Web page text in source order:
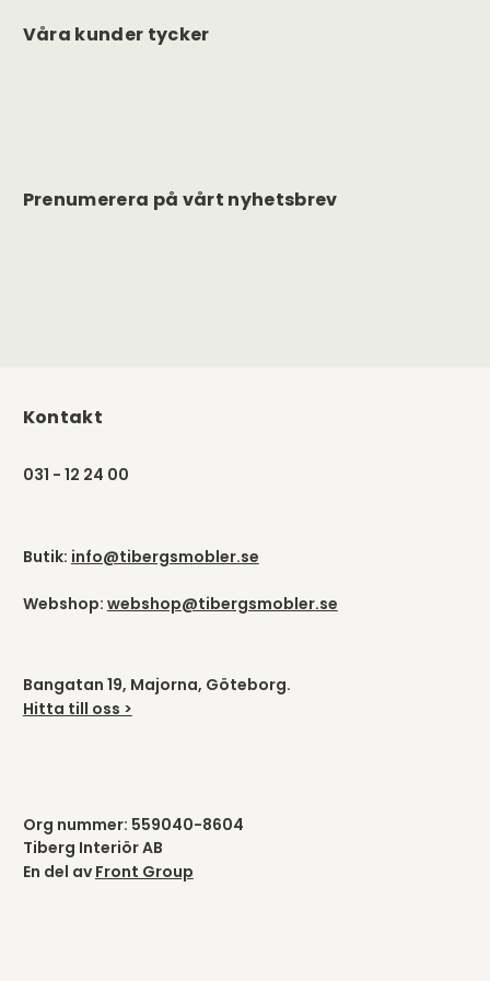
Våra kunder tycker
Prenumerera på vårt nyhetsbrev
Kontakt
031 - 12 24 00
Butik: info@tibergsmobler.se
Webshop: webshop@tibergsmobler.se
Bangatan 19, Majorna, Göteborg.
Hitta till oss >
Org nummer: 559040-8604
Tiberg Interiör AB
En del av Front Group